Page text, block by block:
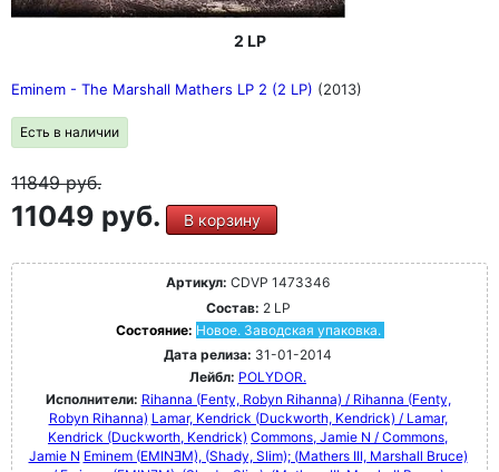
2 LP
Eminem - The Marshall Mathers LP 2 (2 LP) (2013)
Есть в наличии
11849руб.
11049 руб. В корзину
Артикул: CDVP 1473346
Состав: 2 LP
Состояние: Новое. Заводская упаковка.
Дата релиза: 31-01-2014
Лейбл: POLYDOR.
Исполнители: Rihanna (Fenty, Robyn Rihanna) / Rihanna (Fenty,
Robyn Rihanna) Lamar, Kendrick (Duckworth, Kendrick) / Lamar,
Kendrick (Duckworth, Kendrick) Commons, Jamie N / Commons,
Jamie N Eminem (EMINƎM), (Shady, Slim); (Mathers III, Marshall Bruce)